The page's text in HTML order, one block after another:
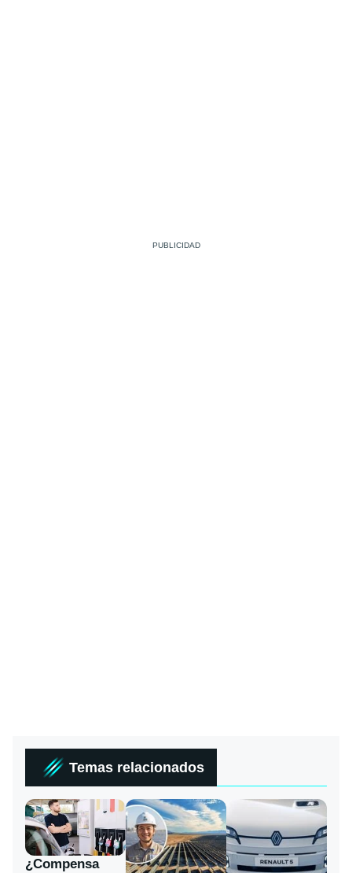
Temas relacionados
¿Compensa